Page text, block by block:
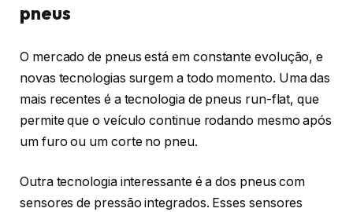
pneus
O mercado de pneus está em constante evolução, e
novas tecnologias surgem a todo momento. Uma das
mais recentes é a tecnologia de pneus run-flat, que
permite que o veículo continue rodando mesmo após
um furo ou um corte no pneu.
Outra tecnologia interessante é a dos pneus com
sensores de pressão integrados. Esses sensores